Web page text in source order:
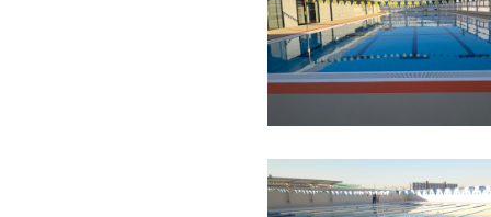
2024年 東京都 学校 ステンレ